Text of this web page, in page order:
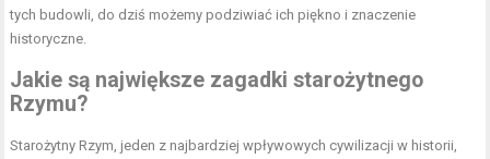
tych budowli, do dziś możemy podziwiać ich piękno i znaczenie
historyczne.
Jakie są największe zagadki starożytnego
Rzymu?
Starożytny Rzym, jeden z najbardziej wpływowych cywilizacji w historii,